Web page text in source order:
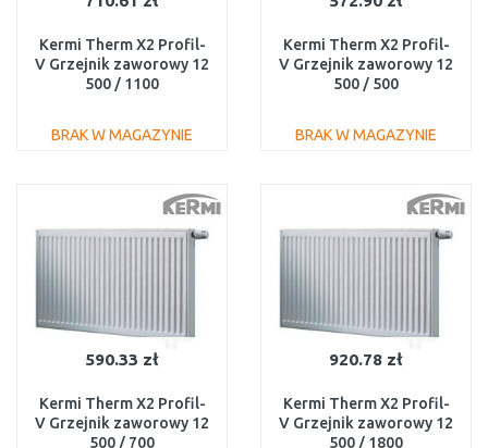
Kermi Therm X2 Profil-
V Grzejnik zaworowy 12
500 / 1100
BRAK W MAGAZYNIE
Do porównania
Kermi Therm X2 Profil-
V Grzejnik zaworowy 12
500 / 500
BRAK W MAGAZYNIE
Do porównania
590.33 zł
Kermi Therm X2 Profil-
V Grzejnik zaworowy 12
500 / 700
920.78 zł
Kermi Therm X2 Profil-
V Grzejnik zaworowy 12
500 / 1800